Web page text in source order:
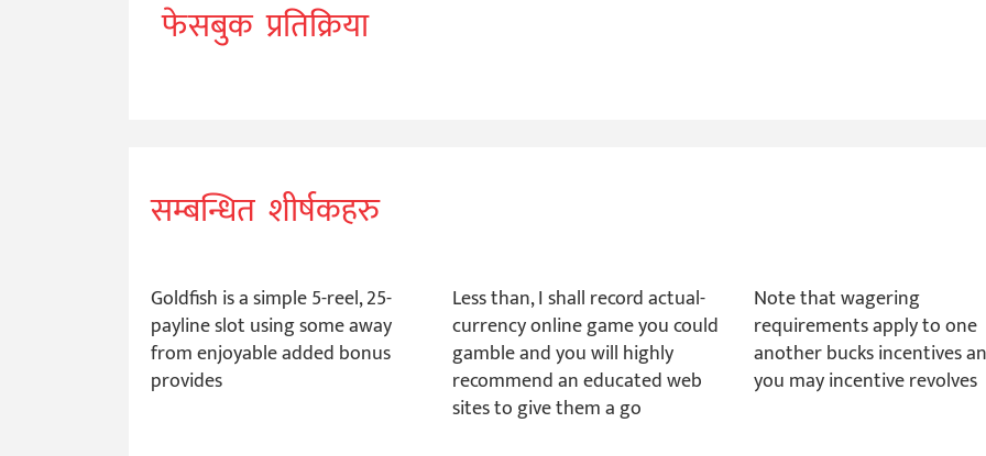
फेसबुक प्रतिक्रिया
सम्बन्धित शीर्षकहरु
Goldfish is a simple 5-reel, 25-
payline slot using some away
from enjoyable added bonus
provides
Less than, I shall record actual-
currency online game you could
gamble and you will highly
recommend an educated web
sites to give them a go
Note that wagering
requirements apply to one
another bucks incentives
you may incentive revolves